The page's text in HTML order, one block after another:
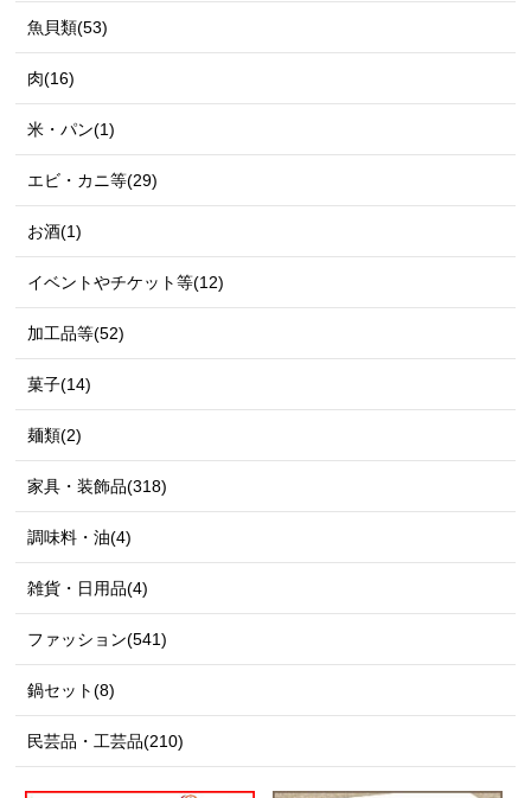
魚貝類(53)
肉(16)
米・パン(1)
エビ・カニ等(29)
お酒(1)
イベントやチケット等(12)
加工品等(52)
菓子(14)
麺類(2)
家具・装飾品(318)
調味料・油(4)
雑貨・日用品(4)
ファッション(541)
鍋セット(8)
民芸品・工芸品(210)